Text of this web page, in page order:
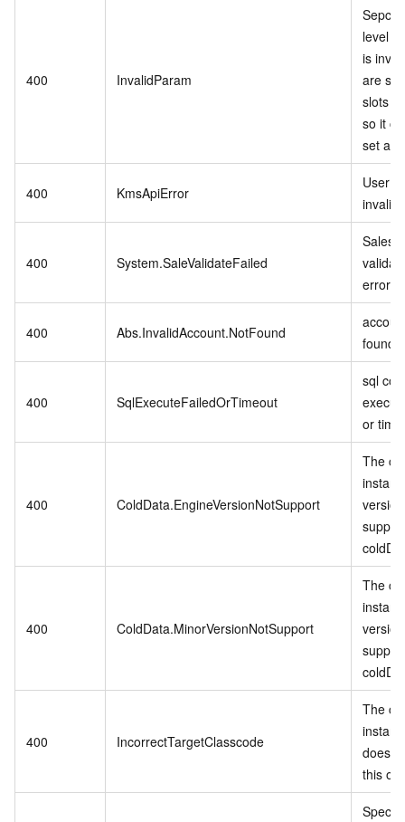
400 InvalidParam
level
is
are
slots
so it
set as
400 KmsApiError
User
invalid.
400 System.SaleValidateFailed
Sales
error.
400 Abs.InvalidAccount.NotFound
found.
400 SqlExecuteFailedOrTimeout
sql
or
400 ColdData.EngineVersionNotSupport
The
support
400 ColdData.MinorVersionNotSupport
The
support
400 IncorrectTargetClasscode
The
does
this